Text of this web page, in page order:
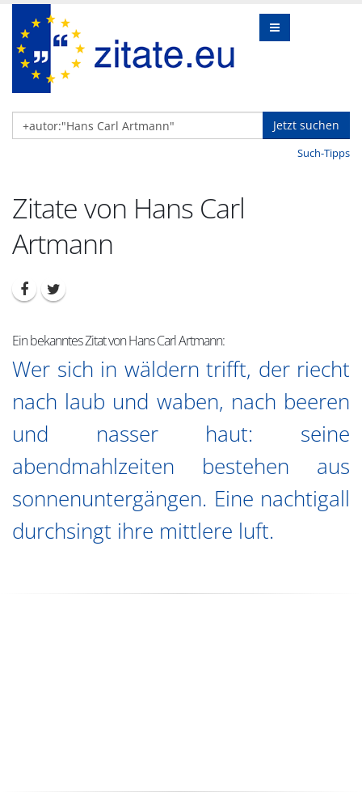
Jetzt suchen
Such-Tipps
Zitate von Hans Carl
Artmann
Ein bekanntes Zitat von Hans Carl Artmann:
Wer sich in wäldern trifft, der riecht
nach laub und waben, nach beeren
und nasser haut: seine
abendmahlzeiten bestehen aus
sonnenuntergängen. Eine nachtigall
durchsingt ihre mittlere luft.